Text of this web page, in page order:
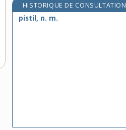
HISTORIQUE DE CONSULTATION
pistil, n. m.